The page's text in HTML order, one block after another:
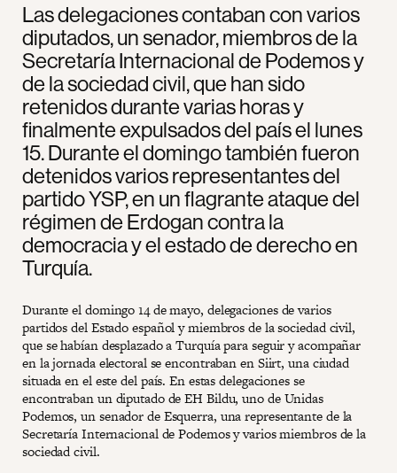
Las delegaciones contaban con varios
diputados, un senador, miembros de la
Secretaría Internacional de Podemos y
de la sociedad civil, que han sido
retenidos durante varias horas y
finalmente expulsados del país el lunes
15. Durante el domingo también fueron
detenidos varios representantes del
partido YSP, en un flagrante ataque del
régimen de Erdogan contra la
democracia y el estado de derecho en
Turquía.
Durante el domingo 14 de mayo, delegaciones de varios
partidos del Estado español y miembros de la sociedad civil,
que se habían desplazado a Turquía para seguir y acompañar
en la jornada electoral se encontraban en Siirt, una ciudad
situada en el este del país. En estas delegaciones se
encontraban un diputado de EH Bildu, uno de Unidas
Podemos, un senador de Esquerra, una representante de la
Secretaría Internacional de Podemos y varios miembros de la
sociedad civil.